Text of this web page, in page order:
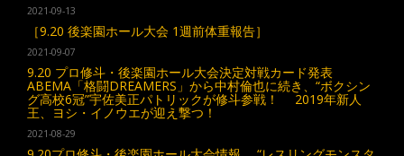
2021-09-13
［9.20 後楽園ホール大会 1週前体重報告］
2021-09-07
9.20 プロ修斗・後楽園ホール大会決定対戦カード発表
ABEMA「格闘DREAMERS」から中村倫也に続き、“ボクシン
グ高校6冠”宇佐美正パトリックが修斗参戦！ 2019年新人
王、ヨシ・イノウエが迎え撃つ！
2021-08-29